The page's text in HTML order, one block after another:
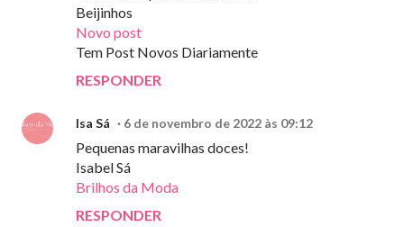
Beijinhos
Novo post
Tem Post Novos Diariamente
RESPONDER
Isa Sá 6 de novembro de 2022 às 09:12
Pequenas maravilhas doces!
Isabel Sá
Brilhos da Moda
RESPONDER